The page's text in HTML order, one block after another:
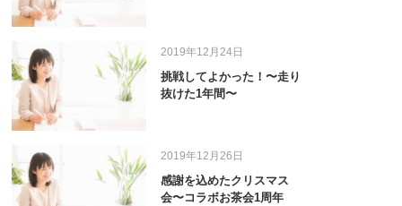
2019年12月24日
挑戦してよかった！〜走り
抜けた1年間〜
2019年12月26日
感謝を込めたクリスマス
会〜コラボお茶会1周年